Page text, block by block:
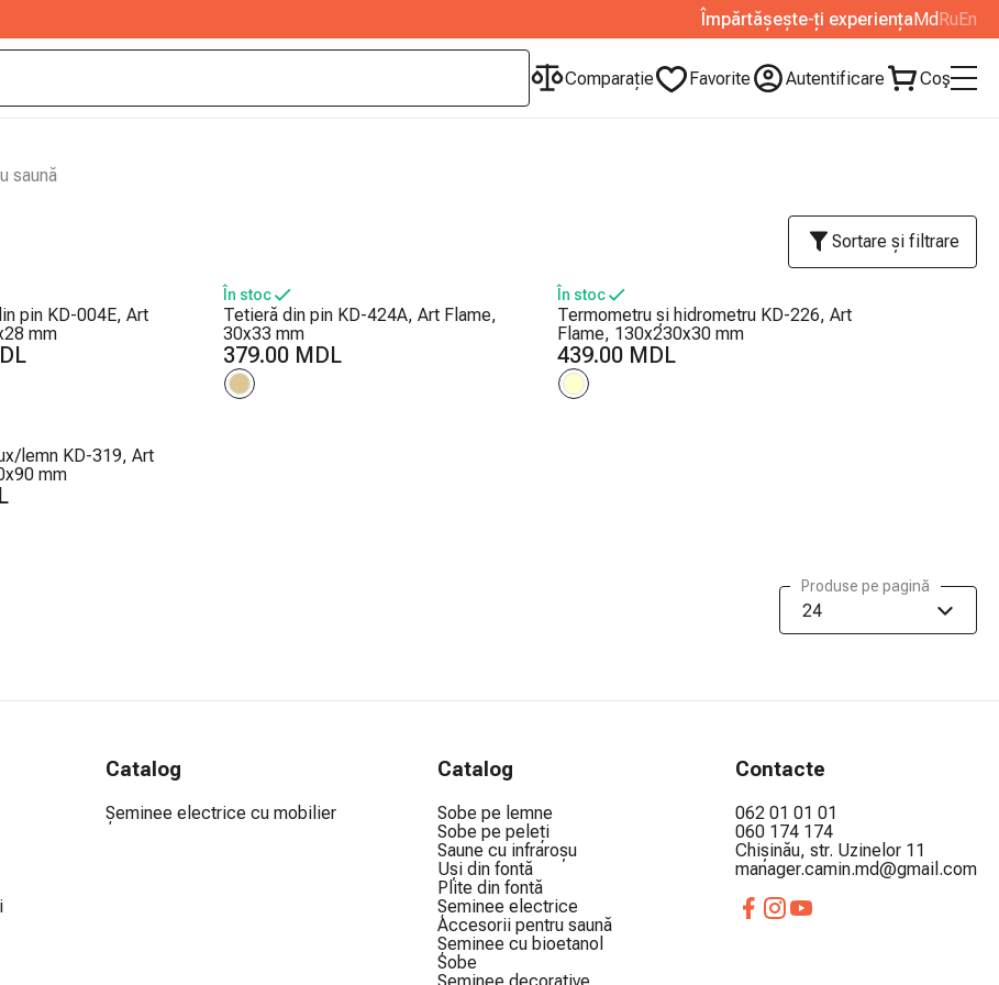
Împărtășește-ți experiențaMdRuEn
Сomparație Favorite Autentificare Coş
saună
Sortare și filtrare
pin KD-004E, Art
mm
În stoc
Tetieră din pin KD-424A, Art Flame,
30x33 mm
379.00 MDL
În stoc
Termometru și hidrometru KD-226, Art
Flame, 130x230x30 mm
439.00 MDL
lemn KD-319, Art
mm
Produse pe pagină
24
Catalog
Șeminee electrice cu mobilier
Catalog
Sobe pe lemne
Sobe pe peleți
Saune cu infraroșu
Uși din fontă
Plite din fontă
Șeminee electrice
Accesorii pentru saună
Șeminee cu bioetanol
Sobe
Contacte
062 01 01 01
060 174 174
Chișinău, str. Uzinelor 11
manager.camin.md@gmail.com